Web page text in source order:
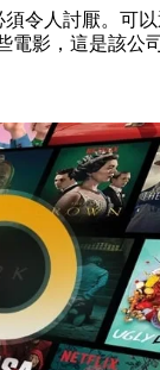
令人討厭。可
電影，這是該公